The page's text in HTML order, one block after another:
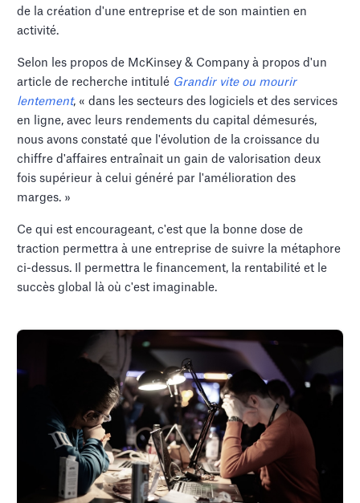
de la création d'une entreprise et de son maintien en
activité.
Selon les propos de McKinsey & Company à propos d'un
article de recherche intitulé Grandir vite ou mourir
lentement, « dans les secteurs des logiciels et des services
en ligne, avec leurs rendements du capital démesurés,
nous avons constaté que l'évolution de la croissance du
chiffre d'affaires entraînait un gain de valorisation deux
fois supérieur à celui généré par l'amélioration des
marges. »
Ce qui est encourageant, c'est que la bonne dose de
traction permettra à une entreprise de suivre la métaphore
ci-dessus. Il permettra le financement, la rentabilité et le
succès global là où c'est imaginable.